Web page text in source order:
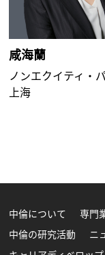
咸海蘭
ノンエクイティ・
上海
中倫について 専門
中倫の研究活動 ニ